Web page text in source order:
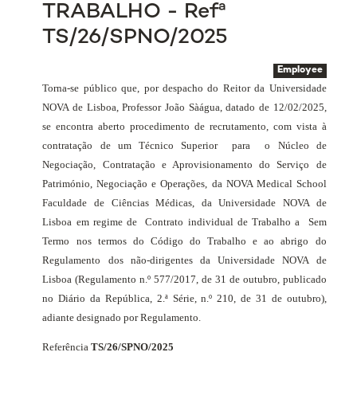
TRABALHO - Refª
TS/26/SPNO/2025
Employee
Torna-se público que, por despacho do Reitor da Universidade
NOVA de Lisboa, Professor João Sàágua, datado de 12/02/2025,
se encontra aberto procedimento de recrutamento, com vista à
contratação de um Técnico Superior
para
o Núcleo de
Negociação, Contratação e Aprovisionamento do Serviço de
Património, Negociação e Operações, da NOVA Medical School
Faculdade de Ciências Médicas, da Universidade NOVA de
Lisboa em regime de
Contrato individual de Trabalho a
Sem
Termo nos termos do Código do Trabalho e ao abrigo do
Regulamento dos não-dirigentes da Universidade NOVA de
Lisboa (Regulamento n.º 577/2017, de 31 de outubro, publicado
no Diário da República, 2.ª Série, n.º 210, de 31 de outubro),
adiante designado por Regulamento.
ReferênciaTS/26/SPNO/2025